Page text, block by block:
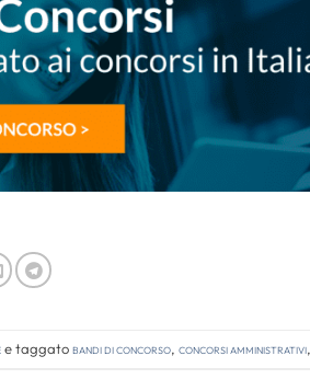
e taggatobandi di concorso, concorsi amministrativi,